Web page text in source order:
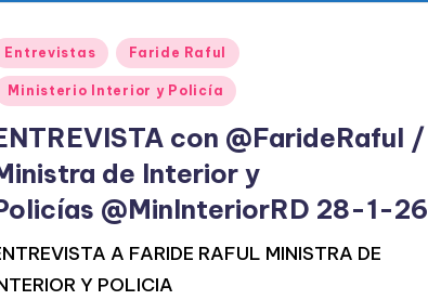
Entrevistas Faride Raful
Ministerio Interior y Policía
con @FarideRaful /
de Interior y
@MinInteriorRD 28-1-26
A FARIDE RAFUL MINISTRA DE
Y POLICIA